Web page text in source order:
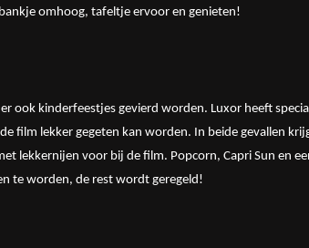
omhoog, tafeltje ervoor en genieten!
ook kinderfeestjes gevierd worden. Luxor heeft
film lekker gegeten kan worden. In beide gevallen
lekkernijen voor bij de film. Popcorn, Capri Sun en
te worden, de rest wordt geregeld!